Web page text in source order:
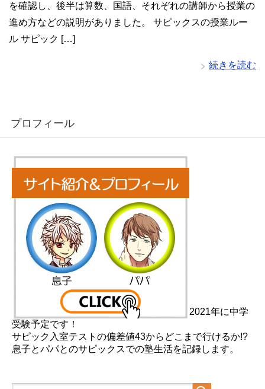
を確認し、後半は算数、国語、それぞれの講師から授業の
進め方などの説明がありました。 サピックスの授業ルー
ル サピック […]
続きを読む
プロフィール
2021年に中学
受験予定です！
サピック入室テストの偏差値43からどこまで行けるか!?
息子とパパとのサピックスでの塾生活を記録します。